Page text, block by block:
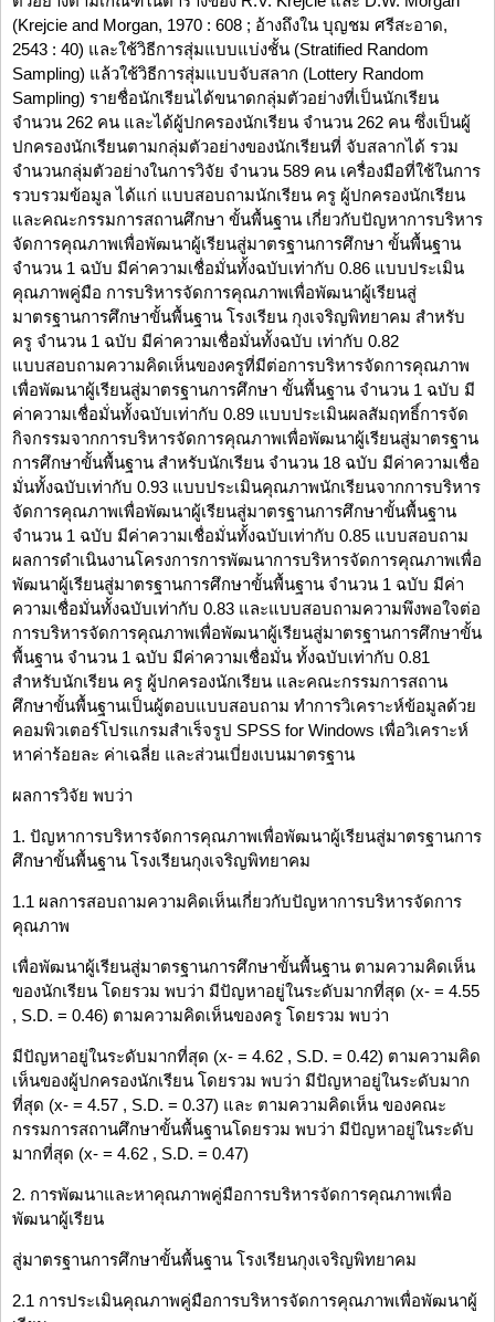
(Krejcie and Morgan, 1970 : 608 ; อ้างถึงใน บุญชม ศรีสะอาด,
2543 : 40) และใช้วิธีการสุ่มแบบแบ่งชั้น (Stratified Random
Sampling) แล้วใช้วิธีการสุ่มแบบจับสลาก (Lottery Random
Sampling) รายชื่อนักเรียนได้ขนาดกลุ่มตัวอย่างที่เป็นนักเรียน
จำนวน 262 คน และได้ผู้ปกครองนักเรียน จำนวน 262 คน ซึ่งเป็นผู้
ปกครองนักเรียนตามกลุ่มตัวอย่างของนักเรียนที่ จับสลากได้ รวม
จำนวนกลุ่มตัวอย่างในการวิจัย จำนวน 589 คน เครื่องมือที่ใช้ในการ
รวบรวมข้อมูล ได้แก่ แบบสอบถามนักเรียน ครู ผู้ปกครองนักเรียน
และคณะกรรมการสถานศึกษา ขั้นพื้นฐาน เกี่ยวกับปัญหาการบริหาร
จัดการคุณภาพเพื่อพัฒนาผู้เรียนสู่มาตรฐานการศึกษา ขั้นพื้นฐาน
จำนวน 1 ฉบับ มีค่าความเชื่อมั่นทั้งฉบับเท่ากับ 0.86 แบบประเมิน
คุณภาพคู่มือ การบริหารจัดการคุณภาพเพื่อพัฒนาผู้เรียนสู่
มาตรฐานการศึกษาขั้นพื้นฐาน โรงเรียน กุงเจริญพิทยาคม สำหรับ
ครู จำนวน 1 ฉบับ มีค่าความเชื่อมั่นทั้งฉบับ เท่ากับ 0.82
แบบสอบถามความคิดเห็นของครูที่มีต่อการบริหารจัดการคุณภาพ
เพื่อพัฒนาผู้เรียนสู่มาตรฐานการศึกษา ขั้นพื้นฐาน จำนวน 1 ฉบับ มี
ค่าความเชื่อมั่นทั้งฉบับเท่ากับ 0.89 แบบประเมินผลสัมฤทธิ์การจัด
กิจกรรมจากการบริหารจัดการคุณภาพเพื่อพัฒนาผู้เรียนสู่มาตรฐาน
การศึกษาขั้นพื้นฐาน สำหรับนักเรียน จำนวน 18 ฉบับ มีค่าความเชื่อ
มั่นทั้งฉบับเท่ากับ 0.93 แบบประเมินคุณภาพนักเรียนจากการบริหาร
จัดการคุณภาพเพื่อพัฒนาผู้เรียนสู่มาตรฐานการศึกษาขั้นพื้นฐาน
จำนวน 1 ฉบับ มีค่าความเชื่อมั่นทั้งฉบับเท่ากับ 0.85 แบบสอบถาม
ผลการดำเนินงานโครงการการพัฒนาการบริหารจัดการคุณภาพเพื่อ
พัฒนาผู้เรียนสู่มาตรฐานการศึกษาขั้นพื้นฐาน จำนวน 1 ฉบับ มีค่า
ความเชื่อมั่นทั้งฉบับเท่ากับ 0.83 และแบบสอบถามความพึงพอใจต่อ
การบริหารจัดการคุณภาพเพื่อพัฒนาผู้เรียนสู่มาตรฐานการศึกษาขั้น
พื้นฐาน จำนวน 1 ฉบับ มีค่าความเชื่อมั่น ทั้งฉบับเท่ากับ 0.81
สำหรับนักเรียน ครู ผู้ปกครองนักเรียน และคณะกรรมการสถาน
ศึกษาขั้นพื้นฐานเป็นผู้ตอบแบบสอบถาม ทำการวิเคราะห์ข้อมูลด้วย
คอมพิวเตอร์โปรแกรมสำเร็จรูป SPSS for Windows เพื่อวิเคราะห์
หาค่าร้อยละ ค่าเฉลี่ย และส่วนเบี่ยงเบนมาตรฐาน
ผลการวิจัย พบว่า
1. ปัญหาการบริหารจัดการคุณภาพเพื่อพัฒนาผู้เรียนสู่มาตรฐานการ
ศึกษาขั้นพื้นฐาน โรงเรียนกุงเจริญพิทยาคม
1.1 ผลการสอบถามความคิดเห็นเกี่ยวกับปัญหาการบริหารจัดการ
คุณภาพ
เพื่อพัฒนาผู้เรียนสู่มาตรฐานการศึกษาขั้นพื้นฐาน ตามความคิดเห็น
ของนักเรียน โดยรวม พบว่า มีปัญหาอยู่ในระดับมากที่สุด (x- = 4.55
, S.D. = 0.46) ตามความคิดเห็นของครู โดยรวม พบว่า
มีปัญหาอยู่ในระดับมากที่สุด (x- = 4.62 , S.D. = 0.42) ตามความคิด
เห็นของผู้ปกครองนักเรียน โดยรวม พบว่า มีปัญหาอยู่ในระดับมาก
ที่สุด (x- = 4.57 , S.D. = 0.37) และ ตามความคิดเห็น ของคณะ
กรรมการสถานศึกษาขั้นพื้นฐานโดยรวม พบว่า มีปัญหาอยู่ในระดับ
มากที่สุด (x- = 4.62 , S.D. = 0.47)
2. การพัฒนาและหาคุณภาพคู่มือการบริหารจัดการคุณภาพเพื่อ
พัฒนาผู้เรียน
สู่มาตรฐานการศึกษาขั้นพื้นฐาน โรงเรียนกุงเจริญพิทยาคม
2.1 การประเมินคุณภาพคู่มือการบริหารจัดการคุณภาพเพื่อพัฒนาผู้